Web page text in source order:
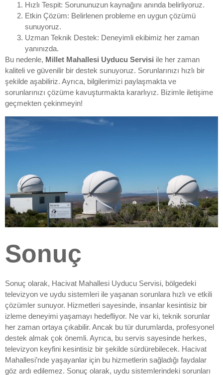
Hızlı Tespit: Sorununuzun kaynağını anında belirliyoruz.
Etkin Çözüm: Belirlenen probleme en uygun çözümü
sunuyoruz.
Uzman Teknik Destek: Deneyimli ekibimiz her zaman
yanınızda.
Bu nedenle, Millet Mahallesi Uyducu Servisi ile her zaman
kaliteli ve güvenilir bir destek sunuyoruz. Sorunlarınızı hızlı bir
şekilde aşabiliriz. Ayrıca, bilgilerimizi paylaşmakta ve
sorunlarınızı çözüme kavuşturmakta kararlıyız. Bizimle iletişime
geçmekten çekinmeyin!
Sonuç
Sonuç olarak, Hacivat Mahallesi Uyducu Servisi, bölgedeki
televizyon ve uydu sistemleri ile yaşanan sorunlara hızlı ve etkili
çözümler sunuyor. Hizmetleri sayesinde, insanlar kesintisiz bir
izleme deneyimi yaşamayı hedefliyor. Ne var ki, teknik sorunlar
her zaman ortaya çıkabilir. Ancak bu tür durumlarda, profesyonel
destek almak çok önemli. Ayrıca, bu servis sayesinde herkes,
televizyon keyfini kesintisiz bir şekilde sürdürebilecek. Hacivat
Mahallesi’nde yaşayanlar için bu hizmetlerin sağladığı faydalar
göz ardı edilemez. Sonuç olarak, uydu sistemlerindeki sorunları